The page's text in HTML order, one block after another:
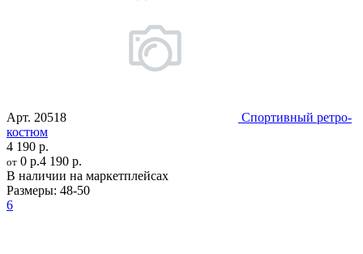
Арт. 20518
Спортивный ретро-
костюм
4 190 р.
от 0 р.4 190 р.
В наличии на маркетплейсах
Размеры: 48-50
6